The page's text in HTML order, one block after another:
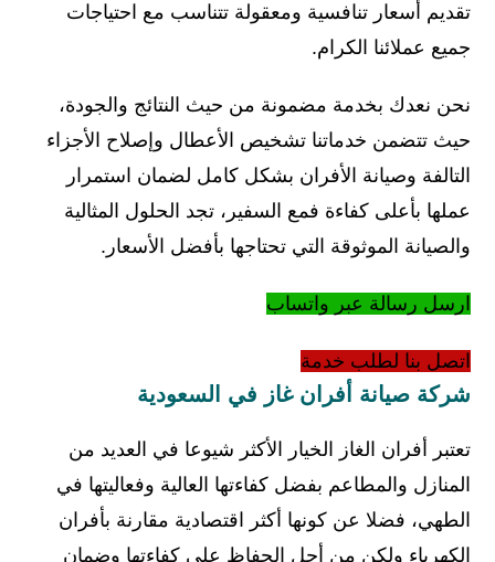
تقديم أسعار تنافسية ومعقولة تتناسب مع احتياجات
جميع عملائنا الكرام.
نحن نعدك بخدمة مضمونة من حيث النتائج والجودة،
حيث تتضمن خدماتنا تشخيص الأعطال وإصلاح الأجزاء
التالفة وصيانة الأفران بشكل كامل لضمان استمرار
عملها بأعلى كفاءة فمع السفير، تجد الحلول المثالية
والصيانة الموثوقة التي تحتاجها بأفضل الأسعار.
ارسل رسالة عبر واتساب
اتصل بنا لطلب خدمة
شركة صيانة أفران غاز في السعودية
تعتبر أفران الغاز الخيار الأكثر شيوعا في العديد من
المنازل والمطاعم بفضل كفاءتها العالية وفعاليتها في
الطهي، فضلا عن كونها أكثر اقتصادية مقارنة بأفران
الكهرباء ولكن من أجل الحفاظ على كفاءتها وضمان